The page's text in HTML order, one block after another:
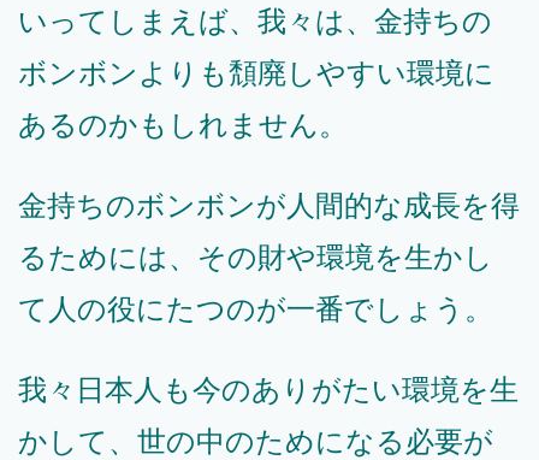
いってしまえば、我々は、金持ちの
ボンボンよりも頽廃しやすい環境に
あるのかもしれません。
金持ちのボンボンが人間的な成長を得
るためには、その財や環境を生かし
て人の役にたつのが一番でしょう。
我々日本人も今のありがたい環境を生
かして、世の中のためになる必要が